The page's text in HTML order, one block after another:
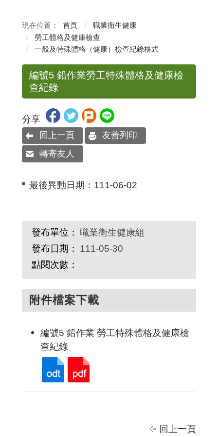
首頁
職業衛生健康
勞工體格及健康檢查
一般及特殊體格（健康）檢查紀錄格式
編號5 鉛作業勞工特殊體格及健康檢
查紀錄
分享
回上一頁
友善列印
轉寄友人
最後異動日期： 111-06-02
發布單位： 職業衛生健康組
發布日期：
111-05-30
點閱次數：
附件檔案下載
編號5 鉛作業 勞工特殊體格及健康檢
查紀錄
回上一頁